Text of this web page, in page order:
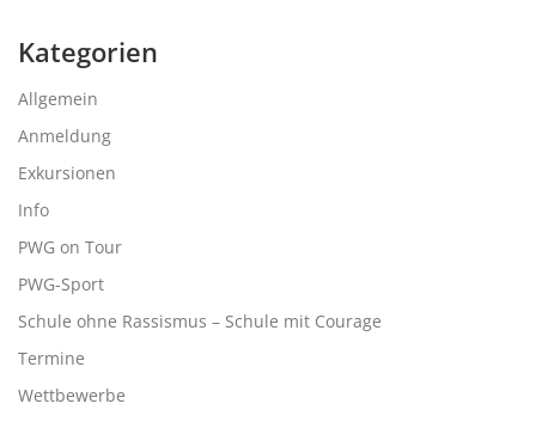
Kategorien
Allgemein
Anmeldung
Exkursionen
Info
PWG on Tour
PWG-Sport
Schule ohne Rassismus – Schule mit Courage
Termine
Wettbewerbe